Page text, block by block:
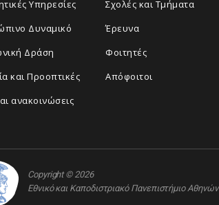
Υπηρεσίες
Δυναμικό
Δράση
και Προοπτικές
ανακοινώσεις
Σχολές και Τμήματα
Έρευνα
Φοιτητές
Απόφοιτοι
Copyright © 2026
Εθνικό και Καποδιστριακό Πανεπιστήμιο Αθηνών